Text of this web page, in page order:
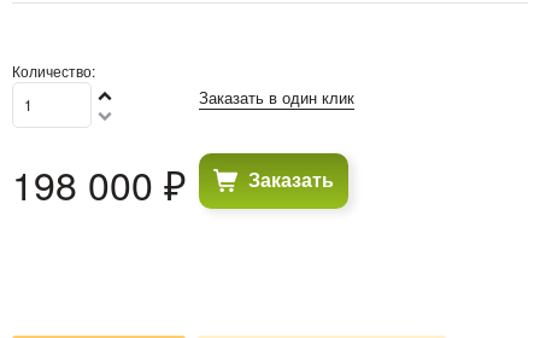
Количество:
198 000 ₽
Заказать в один клик
Заказать